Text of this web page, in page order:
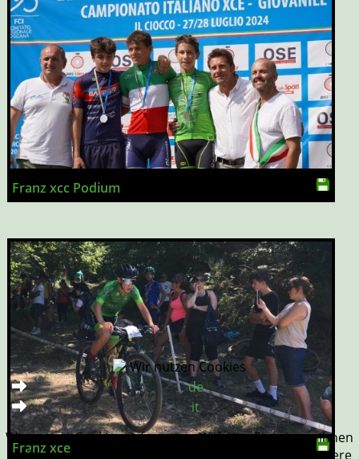
Franz xcc Podium
Franz xce
Wir nutzen Cookies
de
it
Wir nutzen Cookies auf unserer Website. Einige von ihnen
sind essenziell für den Betrieb der Seite, während andere